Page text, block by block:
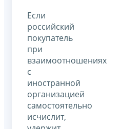
Если
российский
покупатель
при
взаимоотношениях
с
иностранной
организацией
самостоятельно
исчислит,